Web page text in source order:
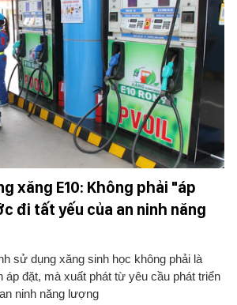
xăng E10: Không phải "áp
đi tất yếu của an ninh năng
sử dụng xăng sinh học không phải là
áp đặt, mà xuất phát từ yêu cầu phát triển
ninh năng lượng